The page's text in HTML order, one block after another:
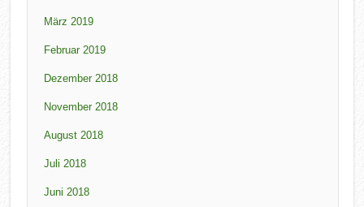
März 2019
Februar 2019
Dezember 2018
November 2018
August 2018
Juli 2018
Juni 2018